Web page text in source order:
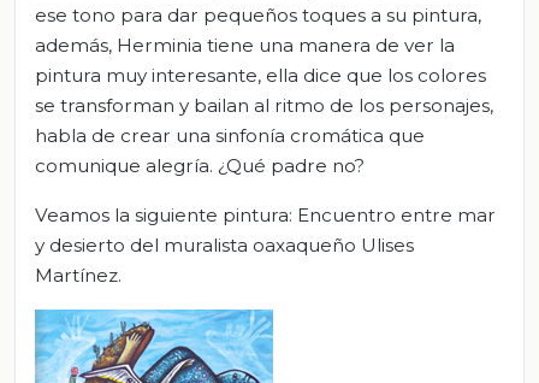
ese tono para dar pequeños toques a su pintura,
además, Herminia tiene una manera de ver la
pintura muy interesante, ella dice que los colores
se transforman y bailan al ritmo de los personajes,
habla de crear una sinfonía cromática que
comunique alegría. ¿Qué padre no?
Veamos la siguiente pintura: Encuentro entre mar
y desierto del muralista oaxaqueño Ulises
Martínez.